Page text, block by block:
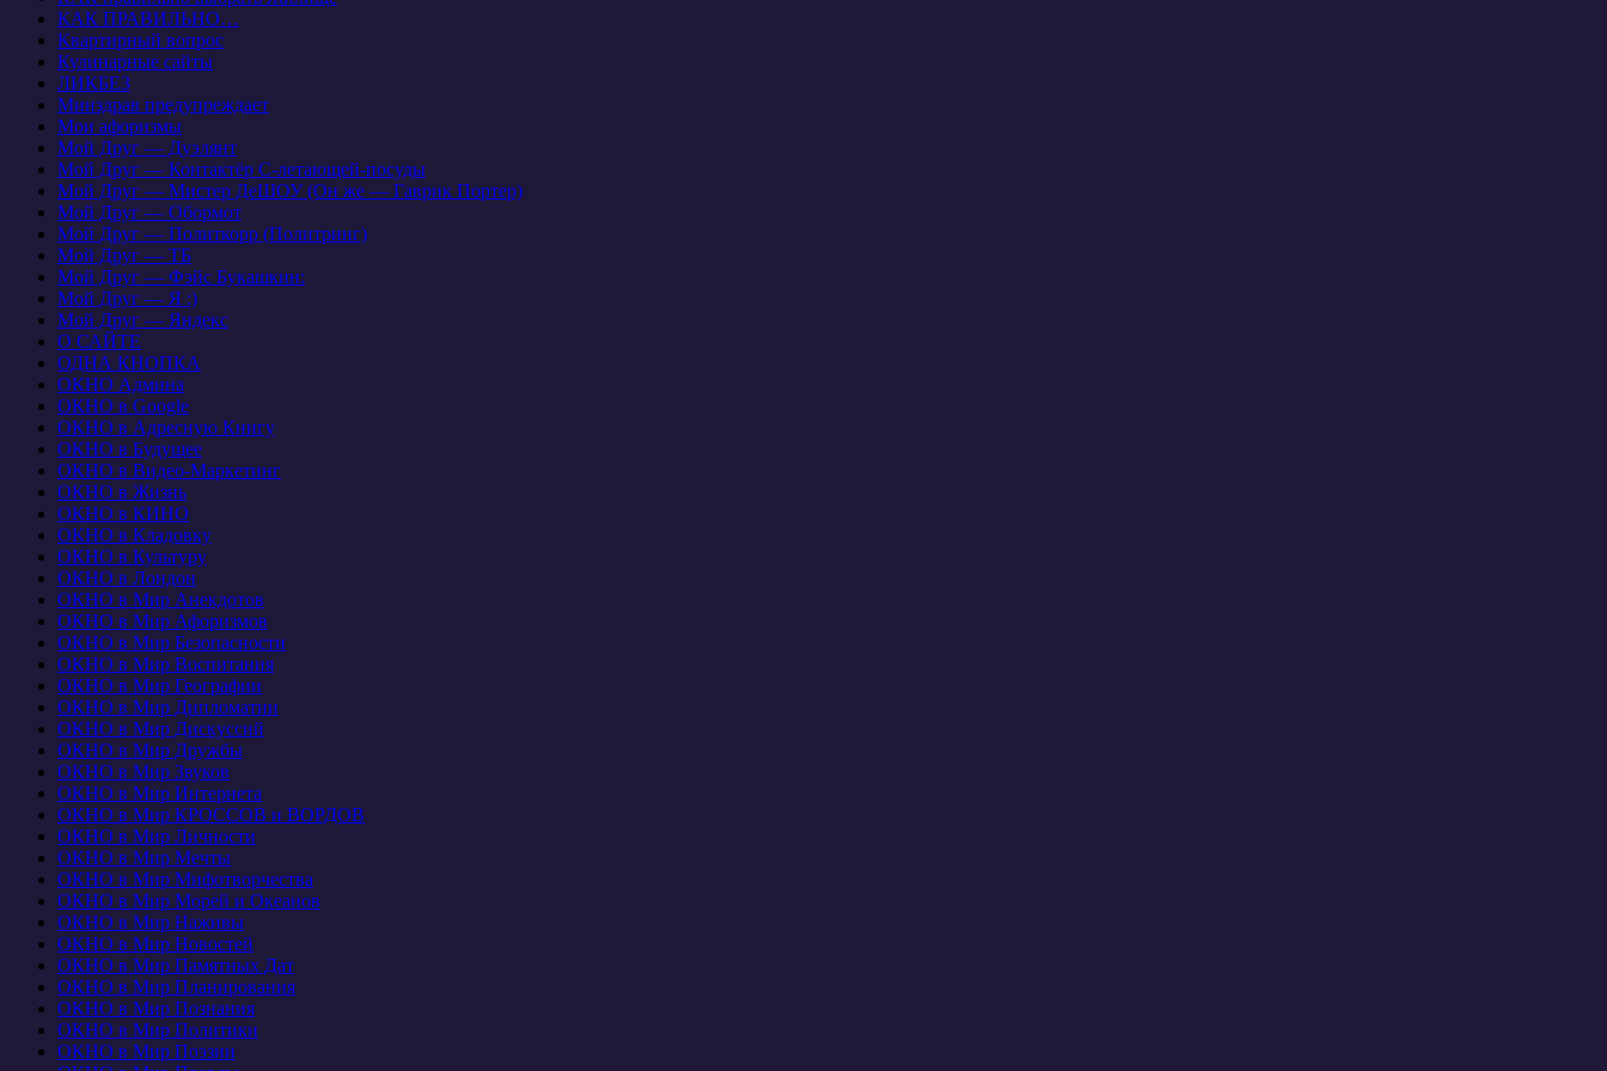
КАК ПРАВИЛЬНО…
Квартирный вопрос
Кулинарные сайты
ЛИКБЕЗ
Минздрав предупреждает
Мои афоризмы
Мой Друг — Дуэлянт
Мой Друг — Контактёр С-летающей-посуды
Мой Друг — Мистер ДеШОУ (Он же — Гаврик Портер)
Мой Друг — Обормот
Мой Друг — Политкорр (Политринг)
Мой Друг — ТБ
Мой Друг — Фэйс Букашкин:
Мой Друг — Я :)
Мой Друг — Яндекс
О САЙТЕ
ОДНА КНОПКА
ОКНО Админа
ОКНО в Google
ОКНО в Адресную Книгу
ОКНО в Будущее
ОКНО в Видео-Маркетинг
ОКНО в Жизнь
ОКНО в КИНО
ОКНО в Кладовку
ОКНО в Культуру
ОКНО в Лондон
ОКНО в Мир Анекдотов
ОКНО в Мир Афоризмов
ОКНО в Мир Безопасности
ОКНО в Мир Воспитания
ОКНО в Мир Географии
ОКНО в Мир Дипломатии
ОКНО в Мир Дискуссий
ОКНО в Мир Дружбы
ОКНО в Мир Звуков
ОКНО в Мир Интернета
ОКНО в Мир КРОССОВ и ВОРДОВ
ОКНО в Мир Личности
ОКНО в Мир Мечты
ОКНО в Мир Мифотворчества
ОКНО в Мир Морей и Океанов
ОКНО в Мир Наживы
ОКНО в Мир Новостей
ОКНО в Мир Памятных Дат
ОКНО в Мир Планирования
ОКНО в Мир Познания
ОКНО в Мир Политики
ОКНО в Мир Поэзии